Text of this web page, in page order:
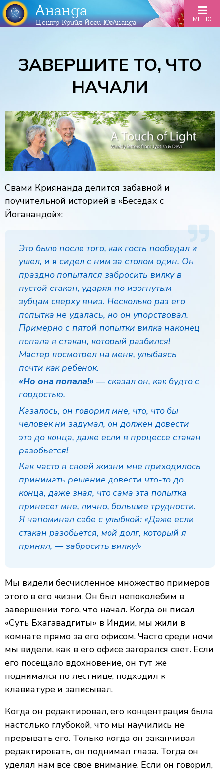
Ананда
Центр Крийя Йоги ЮгАнанда МЕНЮ
ЗАВЕРШИТЕ ТО, ЧТО
НАЧАЛИ
Свами Криянанда делится забавной и
поучительной историей в «Беседах с
Йоганандой»:
Это было после того, как гость пообедал и
ушел, и я сидел с ним за столом один. Он
праздно попытался забросить вилку в
пустой стакан, ударяя по изогнутым
зубцам сверху вниз. Несколько раз его
попытка не удалась, но он упорствовал.
Примерно с пятой попытки вилка наконец
попала в стакан, который разбился!
Мастер посмотрел на меня, улыбаясь
почти как ребенок.
«Но она попала!» — сказал он, как будто с
гордостью.
Казалось, он говорил мне, что, что бы
человек ни задумал, он должен довести
это до конца, даже если в процессе стакан
разобьется!
Как часто в своей жизни мне приходилось
принимать решение довести что-то до
конца, даже зная, что сама эта попытка
принесет мне, лично, большие трудности.
Я напоминал себе с улыбкой: «Даже если
стакан разобьется, мой долг, который я
принял, — забросить вилку!»
Мы видели бесчисленное множество примеров
этого в его жизни. Он был непоколебим в
завершении того, что начал. Когда он писал
«Суть Бхагавадгиты» в Индии, мы жили в
комнате прямо за его офисом. Часто среди ночи
мы видели, как в его офисе загорался свет. Если
его посещало вдохновение, он тут же
поднимался по лестнице, подходил к
клавиатуре и записывал.
Когда он редактировал, его концентрация была
настолько глубокой, что мы научились не
прерывать его. Только когда он заканчивал
редактировать, он поднимал глаза. Тогда он
уделял нам все свое внимание. Если он говорил,